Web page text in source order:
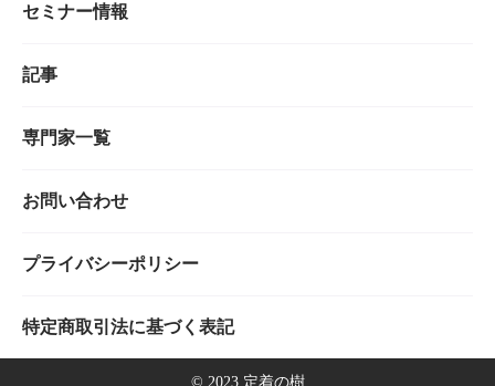
セミナー情報
記事
専門家一覧
お問い合わせ
プライバシーポリシー
特定商取引法に基づく表記
©︎ 2023 定着の樹